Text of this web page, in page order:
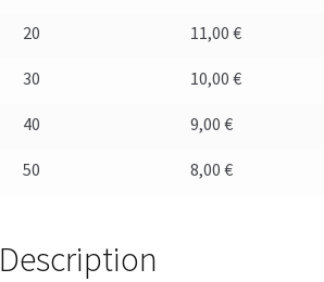
20
11,00€
30
10,00€
40
9,00€
50
8,00€
Description